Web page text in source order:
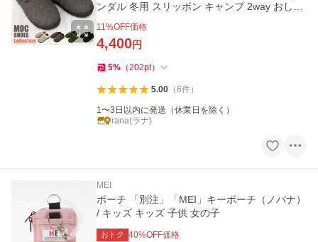
ンダル 冬用 スリッポン キャンプ 2way おしゃ
11%OFF価格
4,400円
5% （202pt）
5.00（6件）
1〜3日以内に発送（休業日を除く）
rana(ラナ)
MEI
ポーチ 「別注」「MEI」キーポーチ（ノバナ）
/ キッズ キッズ 子供 女の子
おトク 40%OFF価格